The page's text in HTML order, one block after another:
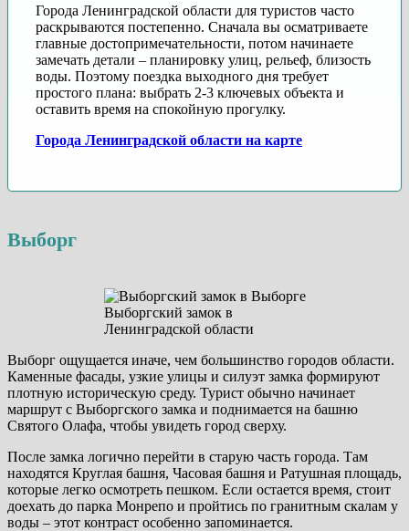
Города Ленинградской области для туристов часто
раскрываются постепенно. Сначала вы осматриваете
главные достопримечательности, потом начинаете
замечать детали – планировку улиц, рельеф, близость
воды. Поэтому поездка выходного дня требует
простого плана: выбрать 2-3 ключевых объекта и
оставить время на спокойную прогулку.
Города Ленинградской области на карте
Выборг
Выборгский замок в
Ленинградской области
Выборг ощущается иначе, чем большинство городов области.
Каменные фасады, узкие улицы и силуэт замка формируют
плотную историческую среду. Турист обычно начинает
маршрут с Выборгского замка и поднимается на башню
Святого Олафа, чтобы увидеть город сверху.
После замка логично перейти в старую часть города. Там
находятся Круглая башня, Часовая башня и Ратушная площадь,
которые легко осмотреть пешком. Если остается время, стоит
доехать до парка Монрепо и пройтись по гранитным скалам у
воды – этот контраст особенно запоминается.